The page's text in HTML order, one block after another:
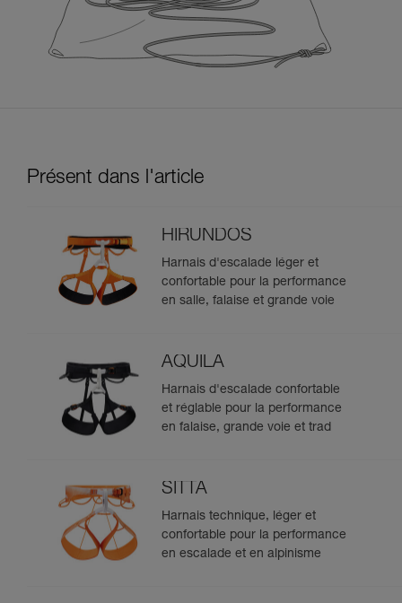
Présent dans l'article
HIRUNDOS
Harnais d'escalade léger et
confortable pour la performance
en salle, falaise et grande voie
AQUILA
Harnais d'escalade confortable
et réglable pour la performance
en falaise, grande voie et trad
SITTA
Harnais technique, léger et
confortable pour la performance
en escalade et en alpinisme